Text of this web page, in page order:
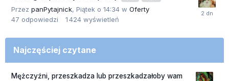
Przez panPytajnick, Piątek o 14:34 w Oferty
47 odpowiedzi 1 424 wyświetleń
Najczęściej czytane
Mężczyźni, przeszkadza lub przeszkadzałoby wam